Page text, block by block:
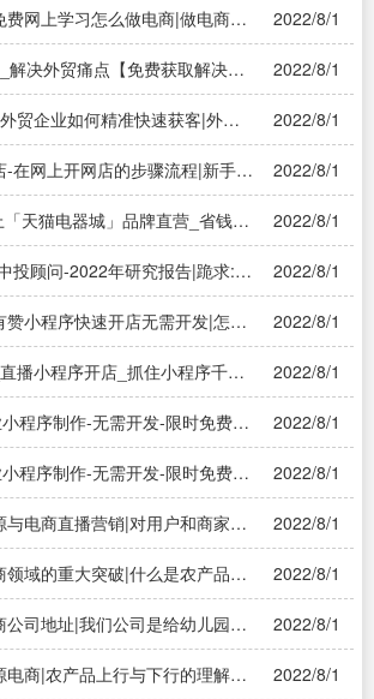
网上学习怎么做电商|做电商需
系统
2022/8/1
解决外贸痛点【免费获取解决方
电商?——溯源系统
2022/8/1
贸企业如何精准快速获客|外贸
做外的怎样能快速开发出来有效
系统
2022/8/1
-在网上开网店的步骤流程|新手怎
流程？
2022/8/1
天猫电器城」品牌直营_省钱更
信息有个感叹号
2022/8/1
投顾问-2022年研究报告|跪求:目
怎样?前景如何?哪些片区比较好
2022/8/1
小程序快速开店无需开发|怎么
序店铺
2022/8/1
播小程序开店_抓住小程序千万
城开店可以吗？
2022/8/1
程序制作-无需开发-限时免费试
是免费的吗？
2022/8/1
程序制作-无需开发-限时免费试
费小程序制作工具?
2022/8/1
与电商直播营销|对用户和商家而
社交电商中的作用是什么啊？
2022/8/1
领域的重大突破|什么是农产品溯
统
2022/8/1
司地址|我们公司是给幼儿园配
用什么生鲜配送管理系统呢？
2022/8/1
商|农产品上行与下行的理解？
2022/8/1